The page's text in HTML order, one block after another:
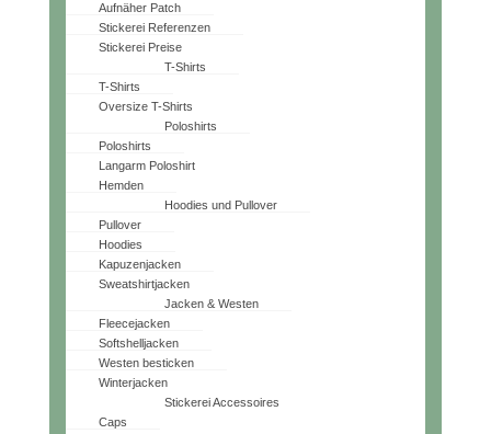
Aufnäher Patch
Stickerei Referenzen
Stickerei Preise
T-Shirts
T-Shirts
Oversize T-Shirts
Poloshirts
Poloshirts
Langarm Poloshirt
Hemden
Hoodies und Pullover
Pullover
Hoodies
Kapuzenjacken
Sweatshirtjacken
Jacken & Westen
Fleecejacken
Softshelljacken
Westen besticken
Winterjacken
Stickerei Accessoires
Caps